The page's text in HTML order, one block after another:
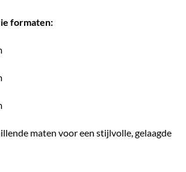
formaten:
maten voor een stijlvolle, gelaagde